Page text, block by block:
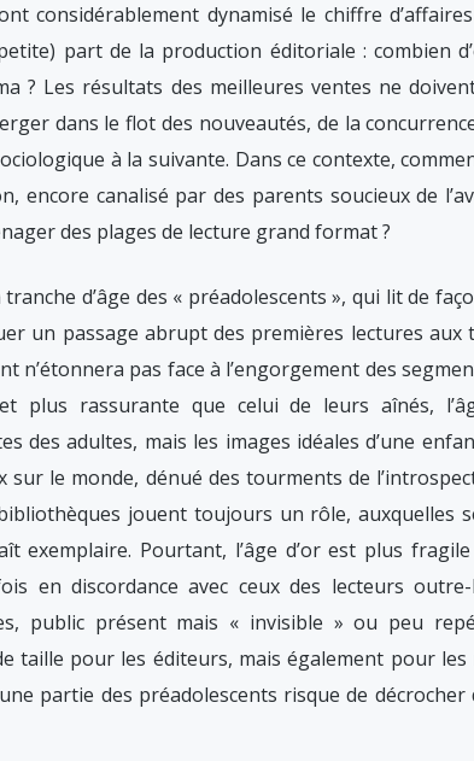
considérablement dynamisé le chiffre
part de la production éditoriale : combien
? Les résultats des meilleures ventes ne
dans le flot des nouveautés, de la
à la suivante. Dans ce contexte,
encore canalisé par des parents soucieux de
des plages de lecture grand format ?
d’âge des « préadolescents », qui lit de
un passage abrupt des premières lectures aux
n’étonnera pas face à l’engorgement des
plus rassurante que celui de leurs aînés,
des adultes, mais les images idéales d’une
sur le monde, dénué des tourments de
jouent toujours un rôle, auxquelles
Pourtant, l’âge d’or est plus fragile
en discordance avec ceux des lecteurs
public présent mais « invisible » ou peu
taille pour les éditeurs, mais également pour
partie des préadolescents risque de